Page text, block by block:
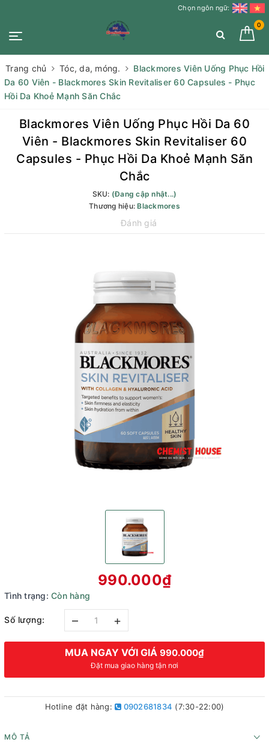
Chọn ngôn ngữ:
0
Trang chủ Tóc, da, móng.
Blackmores Viên Uống Phục Hồi
Da 60 Viên - Blackmores Skin Revitaliser 60 Capsules - Phục
Hồi Da Khoẻ Mạnh Săn Chắc
Blackmores Viên Uống Phục Hồi Da 60
Viên - Blackmores Skin Revitaliser 60
Capsules - Phục Hồi Da Khoẻ Mạnh Săn
Chắc
SKU: (Đang cập nhật...)
Thương hiệu:Blackmores
Đánh giá
990.000₫
Tình trạng: Còn hàng
Số lượng: – +
MUA NGAY VỚI GIÁ 990.000₫
Đặt mua giao hàng tận nơi
Hotline đặt hàng: 0902681834 (7:30-22:00)
MÔ TẢ